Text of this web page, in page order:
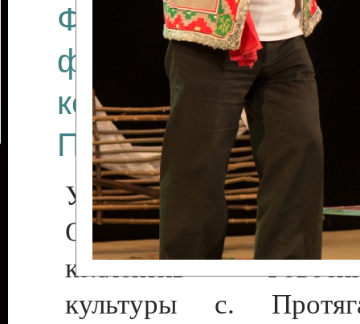
Финал
фестиваля
коллективов
Приднестровского
Участники фестиваля:
Образцовый
коллектив
культуры с.